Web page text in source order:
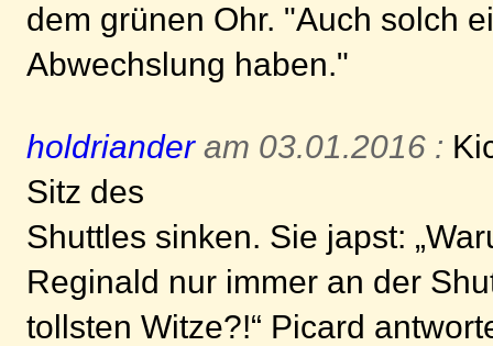
dem grünen Ohr. "Auch solch
Abwechslung haben."
holdrianderam 03.01.2016 :
Sitz des
Shuttles sinken. Sie japst:
Reginald nur immer an der
tollsten Witze?!“ Picard